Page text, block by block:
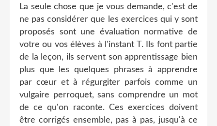
La seule chose que je vous demande, c'est de
ne pas considérer que les exercices qui y sont
proposés sont une évaluation normative de
votre ou vos élèves à l'instant T. Ils font partie
de la leçon, ils servent son apprentissage bien
plus que les quelques phrases à apprendre
par cœur et à régurgiter parfois comme un
vulgaire perroquet, sans comprendre un mot
de ce qu'on raconte. Ces exercices doivent
être corrigés ensemble, pas à pas, jusqu'à ce